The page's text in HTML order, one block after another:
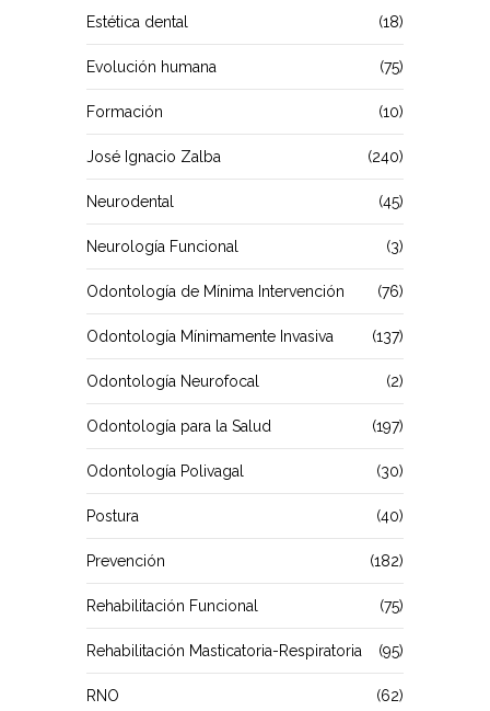
Estética dental (18)
Evolución humana (75)
Formación (10)
José Ignacio Zalba (240)
Neurodental (45)
Neurología Funcional (3)
Odontología de Mínima Intervención (76)
Odontología Mínimamente Invasiva (137)
Odontología Neurofocal (2)
Odontología para la Salud (197)
Odontología Polivagal (30)
Postura (40)
Prevención (182)
Rehabilitación Funcional (75)
Rehabilitación Masticatoria-Respiratoria (95)
RNO (62)